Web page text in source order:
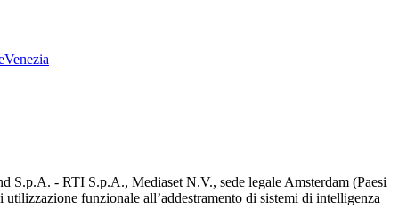
Venezia
- RTI S.p.A., Mediaset N.V., sede legale Amsterdam (Paesi
funzionale all’addestramento di sistemi di intelligenza